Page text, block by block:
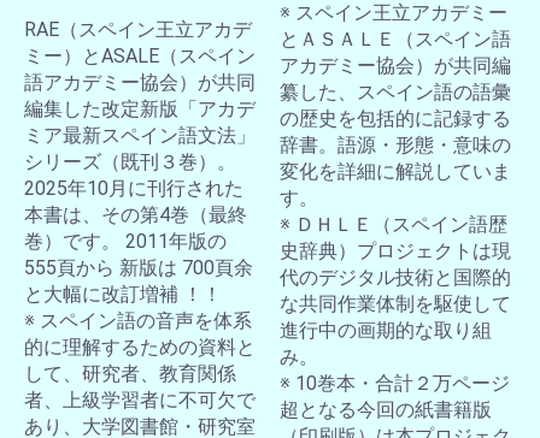
RAE（スペイン王立アカデ
ミー）とASALE（スペイン
語アカデミー協会）が共同
編集した改定新版「アカデ
ミア最新スペイン語文法」
シリーズ（既刊３巻）。
2025年10月に刊行された
本書は、その第4巻（最終
巻）です。 2011年版の
555頁から 新版は 700頁余
と大幅に改訂増補 ！！
※ スペイン語の音声を体系
的に理解するための資料と
して、研究者、教育関係
者、上級学習者に不可欠で
あり、大学図書館・研究室
※ スペイン王立アカデミー
とＡＳＡＬＥ（スペイン語
アカデミー協会）が共同編
纂した、スペイン語の語彙
の歴史を包括的に記録する
辞書。語源・形態・意味の
変化を詳細に解説していま
す。
※ ＤＨＬＥ（スペイン語歴
史辞典）プロジェクトは現
代のデジタル技術と国際的
な共同作業体制を駆使して
進行中の画期的な取り組
み。
※ 10巻本・合計２万ページ
超となる今回の紙書籍版